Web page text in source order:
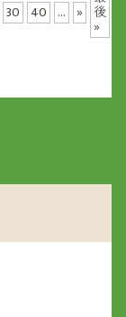
30 40 ... » 後
»